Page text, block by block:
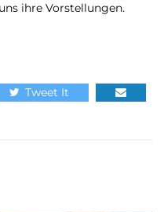
ihre Vorstellungen.
Tweet It